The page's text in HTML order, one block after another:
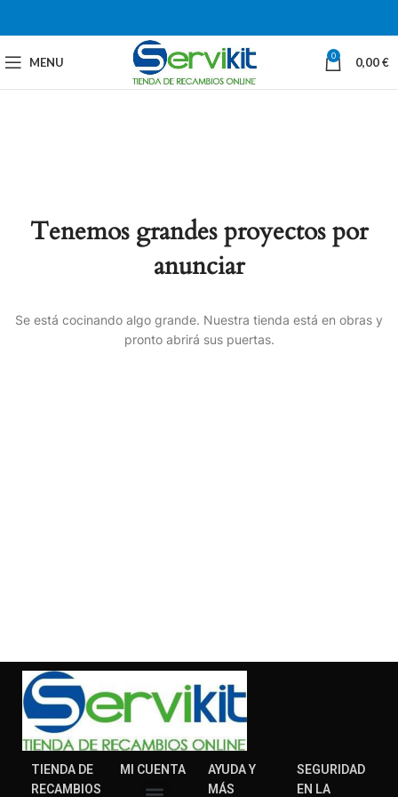
MENU 0 0,00€
Tenemos grandes proyectos por
anunciar
Se está cocinando algo grande. Nuestra tienda está en obras y
pronto abrirá sus puertas.
TIENDA DE
RECAMBIOS
MI CUENTA
AYUDA Y
MÁS
SEGURIDAD
EN LA